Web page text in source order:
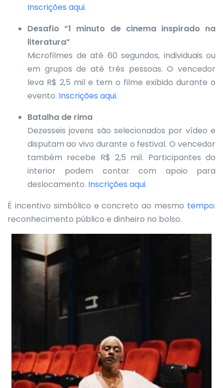
Inscrições aqui.
Desafio “1 minuto de cinema inspirado na
literatura”
Microfilmes de até 60 segundos, individuais ou
em grupos de até três pessoas. O vencedor
leva R$ 2,5 mil e tem o filme exibido durante o
evento. Inscrições aqui.
Batalha de rima
Dezesseis jovens são selecionados por vídeo e
disputam ao vivo durante o festival. O vencedor
também recebe R$ 2,5 mil. Participantes do
interior podem contar com apoio para
deslocamento. Inscrições aqui.
É incentivo simbólico e concreto ao mesmo tempo:
reconhecimento público e dinheiro no bolso.